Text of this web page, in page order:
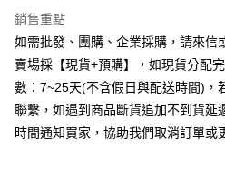
聯邦商業銀行
元大商業銀行
台新國際商業銀行
台灣樂天信用卡公司
匯豐（台灣）商業銀行
聯邦商業銀行
元大商業銀行
玉山商業銀行
台新國際商業銀行
台灣樂天信用卡公司
國泰世華商業銀行
臺灣中小企業銀行
匯豐（台灣）商業銀行
聯邦商業銀行
元大商業銀行
玉山商業銀行
台新國際商業銀行
街口支付
悠遊付
全盈+PAY
AFTEE先享後付
銷售重點
如需批發、團購、企業採購，請來信
賣場採【現貨+預購】，如現貨分配
數：7~25天(不含假日與配送時間)，
聯繫，如遇到商品斷貨追加不到貨延
時間通知買家，協助我們取消訂單或